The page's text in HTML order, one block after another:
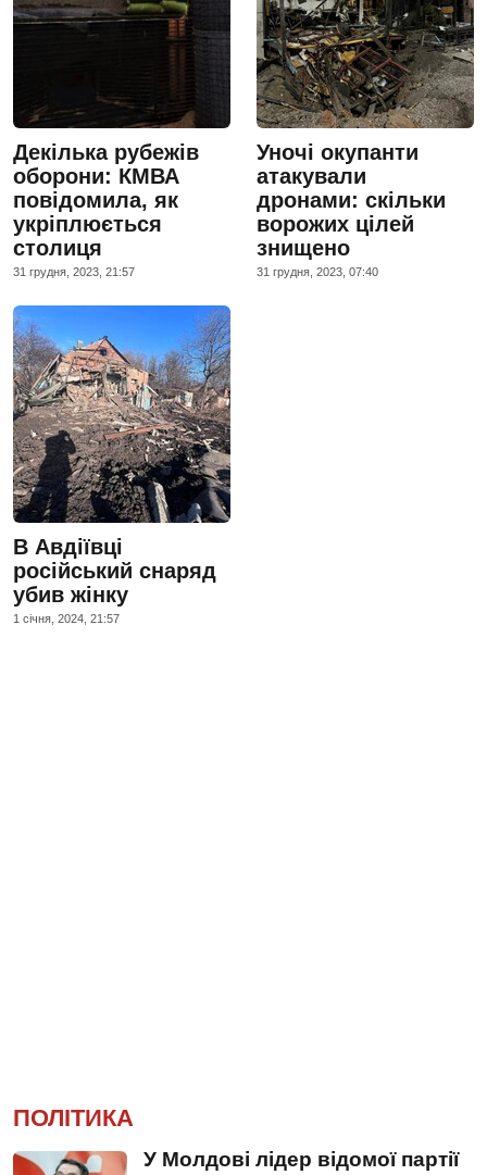
Декілька рубежів
оборони: КМВА
повідомила, як
укріплюється
столиця
31 грудня, 2023, 21:57
Уночі окупанти
атакували
дронами: скільки
ворожих цілей
знищено
31 грудня, 2023, 07:40
В Авдіївці
російський снаряд
убив жінку
1 сiчня, 2024, 21:57
ПОЛІТИКА
У Молдові лідер відомої партії